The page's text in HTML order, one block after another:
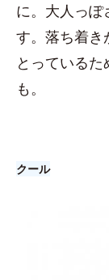
に。大人っ
す。落ち着き
とっている
も。
クール